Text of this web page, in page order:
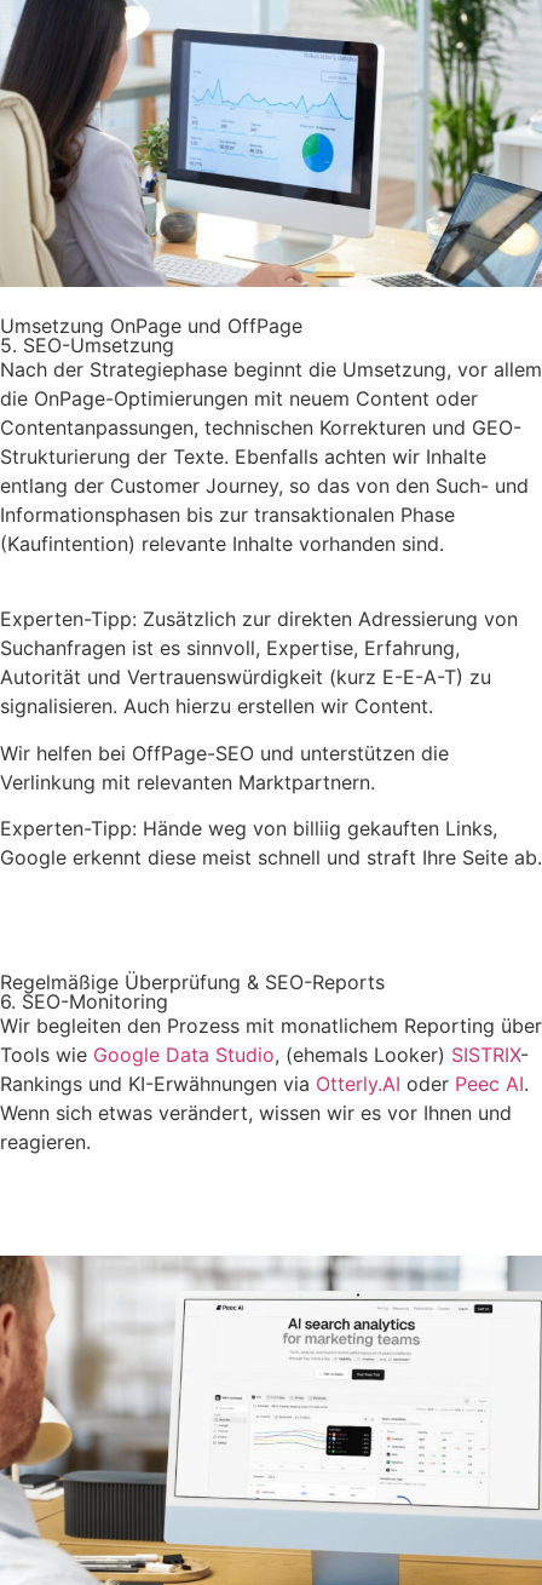
Umsetzung OnPage und OffPage
5. SEO-Umsetzung
Nach der Strategiephase beginnt die Umsetzung, vor allem
die OnPage-Optimierungen mit neuem Content oder
Contentanpassungen, technischen Korrekturen und GEO-
Strukturierung der Texte. Ebenfalls achten wir Inhalte
entlang der Customer Journey, so das von den Such- und
Informationsphasen bis zur transaktionalen Phase
(Kaufintention) relevante Inhalte vorhanden sind.
Experten-Tipp: Zusätzlich zur direkten Adressierung von
Suchanfragen ist es sinnvoll, Expertise, Erfahrung,
Autorität und Vertrauenswürdigkeit (kurz E-E-A-T) zu
signalisieren. Auch hierzu erstellen wir Content.
Wir helfen bei OffPage-SEO und unterstützen die
Verlinkung mit relevanten Marktpartnern.
Experten-Tipp: Hände weg von billiig gekauften Links,
Google erkennt diese meist schnell und straft Ihre Seite ab.
Regelmäßige Überprüfung & SEO-Reports
6. SEO-Monitoring
Wir begleiten den Prozess mit monatlichem Reporting über
Tools wie Google Data Studio, (ehemals Looker) SISTRIX-
Rankings und KI-Erwähnungen via Otterly.AI oder Peec AI.
Wenn sich etwas verändert, wissen wir es vor Ihnen und
reagieren.